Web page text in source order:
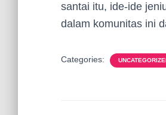
santai itu, ide-ide
dalam komunitas ini
Categories: